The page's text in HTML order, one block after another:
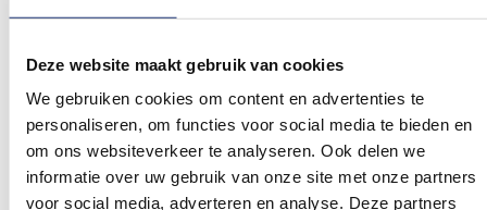
Deze website maakt gebruik van cookies
We gebruiken cookies om content en advertenties te
personaliseren, om functies voor social media te bieden en
om ons websiteverkeer te analyseren. Ook delen we
informatie over uw gebruik van onze site met onze partners
voor social media, adverteren en analyse. Deze partners
toe
verlanglijst
toe